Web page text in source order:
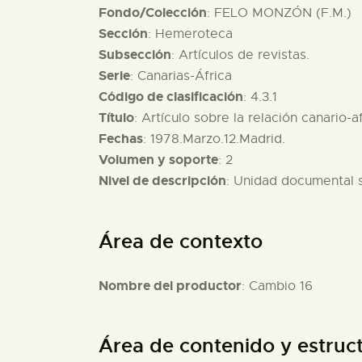
Fondo/Colección: FELO MONZÓN (F.M.)
Sección: Hemeroteca
Subsección: Artículos de revistas.
Serie: Canarias-África
Código de clasificación: 4.3.1
Título: Artículo sobre la relación canario-
Fechas: 1978.Marzo.12.Madrid.
Volumen y soporte: 2
Nivel de descripción: Unidad documental
Área de contexto
Nombre del productor: Cambio 16
Área de contenido y